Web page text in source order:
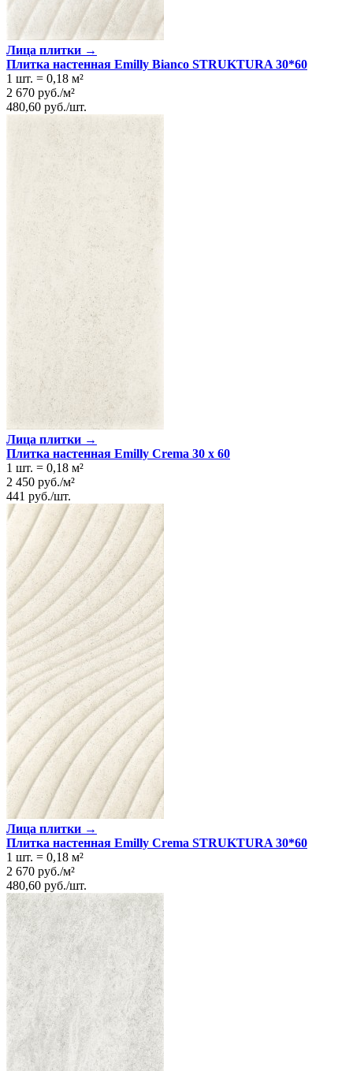
Лица плитки →
Плитка настенная Emilly Bianco STRUKTURA 30*60
1 шт. = 0,18 м²
2 670 руб./м²
480,60 руб./шт.
Лица плитки →
Плитка настенная Emilly Crema 30 x 60
1 шт. = 0,18 м²
2 450 руб./м²
441 руб./шт.
Лица плитки →
Плитка настенная Emilly Crema STRUKTURA 30*60
1 шт. = 0,18 м²
2 670 руб./м²
480,60 руб./шт.